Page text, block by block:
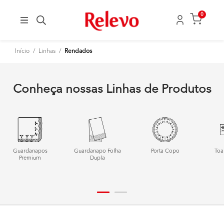
0
Início / Linhas / Rendados
Conheça nossas Linhas de Produtos
Guardanapos
Premium
Guardanapo Folha
Dupla
Porta Copo